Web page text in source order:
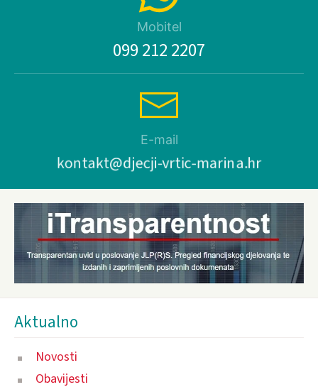
Mobitel
099 212 2207
E-mail
kontakt@djecji-vrtic-marina.hr
Aktualno
Novosti
Obavijesti